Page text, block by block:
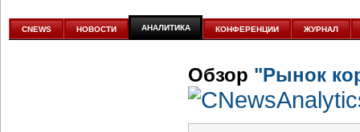
аналитике
CNEWS НОВОСТИ АНАЛИТИКА КОНФЕРЕНЦИИ ЖУРНАЛ
Обзор "Рынок